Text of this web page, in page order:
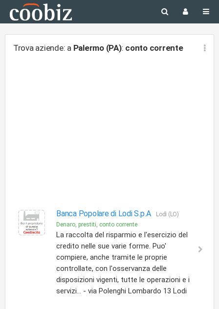
Trova aziende: a Palermo (PA): conto corrente
Banca Popolare di Lodi S.p.A
Lodi (LO)
Denaro, prestiti, conto corrente
La raccolta del risparmio e l'esercizio del
credito nelle sue varie forme. Puo'
compiere, anche tramite le proprie
controllate, con l'osservanza delle
disposizioni vigenti, tutte le operazioni e i
servizi... - via Polenghi Lombardo 13 Lodi